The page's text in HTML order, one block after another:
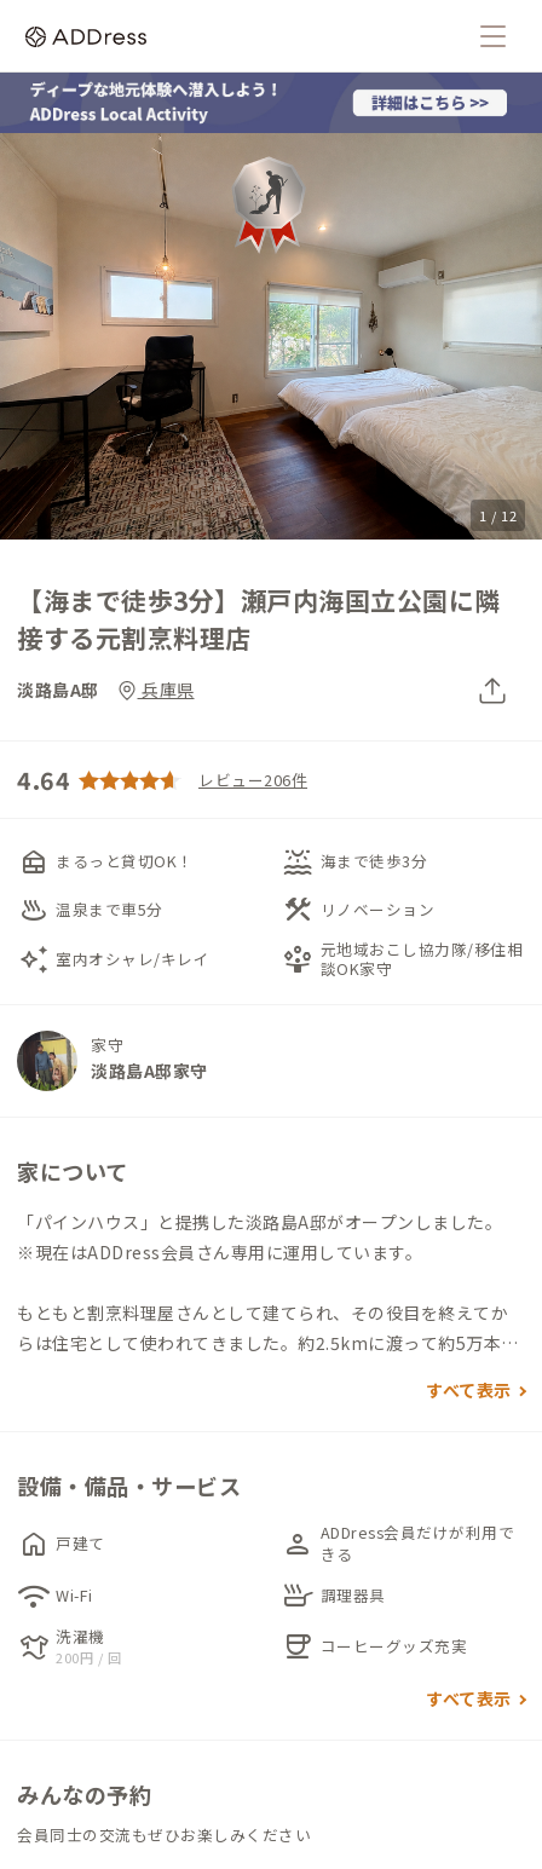
1 / 12
【海まで徒歩3分】瀬戸内海国立公園に隣
接する元割烹料理店
淡路島A邸 兵庫県
4.64 レビュー206件
nest_multi_room まるっと貸切OK！ water_lux 海まで徒歩3分
onsen 温泉まで車5分 construction リノベーション
auto_awesome 室内オシャレ/キレイ person_play 元地域おこし協力隊/移住相
談OK家守
家守
淡路島A邸家守
家について
「パインハウス」と提携した淡路島A邸がオープンしました。
※現在はADDress会員さん専用に運用しています。
もともと割烹料理屋さんとして建てられ、その役目を終えてか
らは住宅として使われてきました。約2.5kmに渡って約5万本の
置していて、リフレッシュしたいときにはすぐに白砂青松の散歩
リノベーション。共有のリビング・キッチンなども利用可能、広
慶野松原海水浴場まで徒歩3分、コンビニまで徒歩1分、うずし
お温泉の楽しめる温浴施設まで車5分。淡路島を一周する自転車
コース「アワイチ」のルート上にも位置しています。自然に囲ま
れながらも利便性の高いロケーションです。
すべて表示
設備・備品・サービス
home 戸建て person ADDress会員だけが利用で
きる
wifi Wi-Fi skillet 調理器具
laundry 洗濯機
200円 / 回 coffee コーヒーグッズ充実
すべて表示
みんなの予約
会員同士の交流もぜひお楽しみください